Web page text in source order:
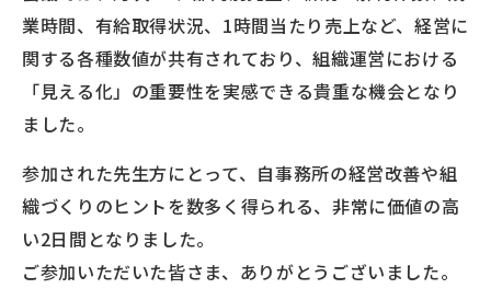
業時間、有給取得状況、1時間当たり売上など、経営に
関する各種数値が共有されており、組織運営における
「見える化」の重要性を実感できる貴重な機会となり
ました。
参加された先生方にとって、自事務所の経営改善や組
織づくりのヒントを数多く得られる、非常に価値の高
い2日間となりました。
ご参加いただいた皆さま、ありがとうございました。